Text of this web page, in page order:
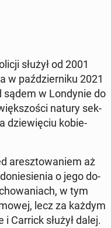
służył od 2001
w paź­dzier­ni­ku 2021
sądem w Lon­dy­nie do
natury sek­
dzie­wię­ciu ko­bie­
aresz­to­wa­niem aż
o jego do­
w tym
lecz za każdym
Carrick służył dalej.